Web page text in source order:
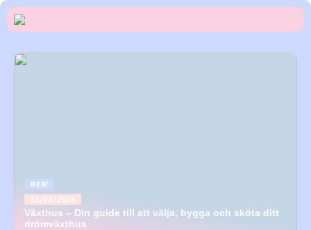
HEM
22/02/2026
Växthus – Din guide till att välja, bygga och sköta ditt
drömväxthus